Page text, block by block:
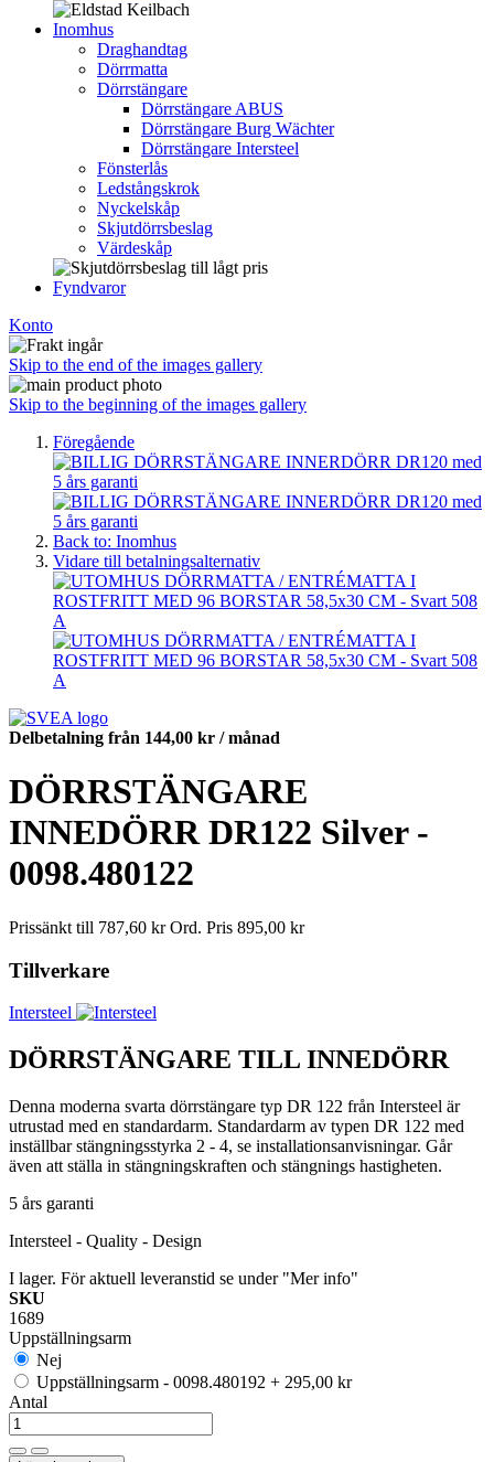
Inomhus
Draghandtag
Dörrmatta
Dörrstängare
Dörrstängare ABUS
Dörrstängare Burg Wächter
Dörrstängare Intersteel
Fönsterlås
Ledstångskrok
Nyckelskåp
Skjutdörrsbeslag
Värdeskåp
Fyndvaror
Konto
Skip to the end of the images gallery
Skip to the beginning of the images gallery
Föregående
Back to: Inomhus
Vidare till betalningsalternativ
Delbetalning från 144,00 kr / månad
DÖRRSTÄNGARE
INNEDÖRR DR122 Silver -
0098.480122
Prissänkt till 787,60 kr Ord. Pris 895,00 kr
Tillverkare
Intersteel
DÖRRSTÄNGARE TILL INNEDÖRR
Denna moderna svarta dörrstängare typ DR 122 från Intersteel är
utrustad med en standardarm. Standardarm av typen DR 122 med
inställbar stängningsstyrka 2 - 4, se installationsanvisningar. Går
även att ställa in stängningskraften och stängnings hastigheten.
5 års garanti
Intersteel - Quality - Design
I lager. För aktuell leveranstid se under "Mer info"
SKU
1689
Uppställningsarm
Nej
Uppställningsarm - 0098.480192 + 295,00 kr
Antal